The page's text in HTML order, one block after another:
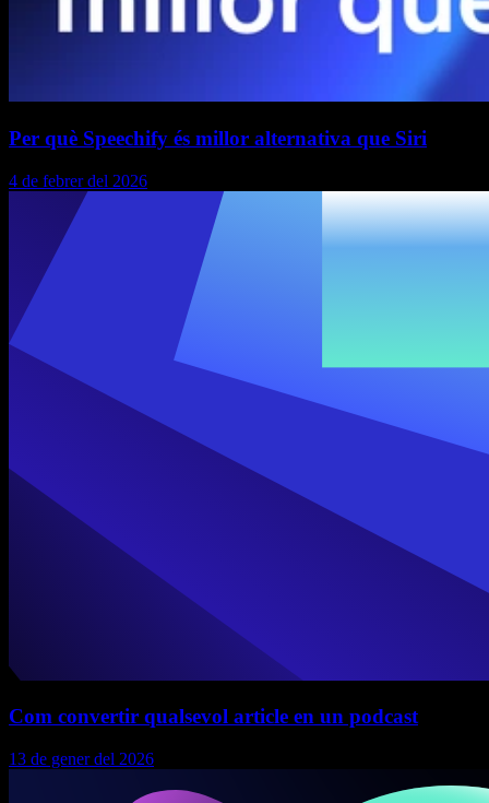
Per què Speechify és millor alternativa que Siri
4 de febrer del 2026
Com convertir qualsevol article en un podcast
13 de gener del 2026